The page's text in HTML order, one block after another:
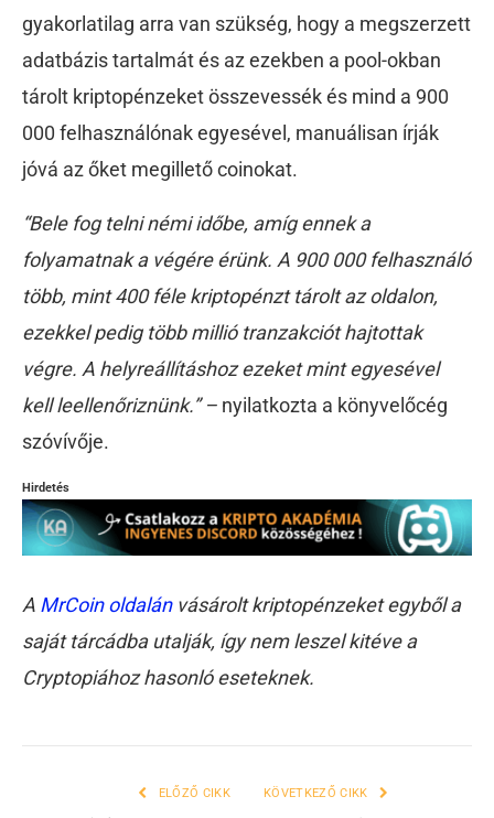
gyakorlatilag arra van szükség, hogy a megszerzett
adatbázis tartalmát és az ezekben a pool-okban
tárolt kriptopénzeket összevessék és mind a 900
000 felhasználónak egyesével, manuálisan írják
jóvá az őket megillető coinokat.
“Bele fog telni némi időbe, amíg ennek a
folyamatnak a végére érünk. A 900 000 felhasználó
több, mint 400 féle kriptopénzt tárolt az oldalon,
ezekkel pedig több millió tranzakciót hajtottak
végre. A helyreállításhoz ezeket mint egyesével
kell leellenőriznünk.” – nyilatkozta a könyvelőcég
szóvívője.
Hirdetés
A MrCoin oldalánvásárolt kriptopénzeket egyből a
saját tárcádba utalják, így nem leszel kitéve a
Cryptopiához hasonló eseteknek.
ELŐZŐ CIKK KÖVETKEZŐ CIKK